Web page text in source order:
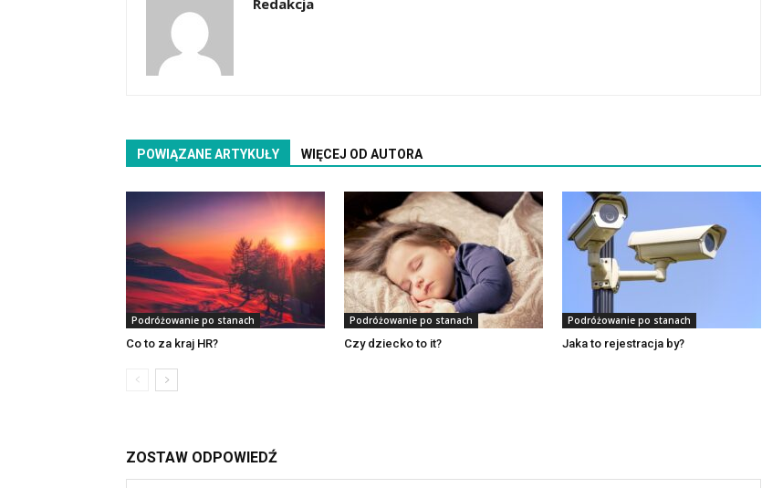
Redakcja
POWIĄZANE ARTYKUŁY WIĘCEJ OD AUTORA
Podróżowanie po stanach
Co to za kraj HR?
Podróżowanie po stanach
Czy dziecko to it?
Podróżowanie po stanach
Jaka to rejestracja by?
ZOSTAW ODPOWIEDŹ